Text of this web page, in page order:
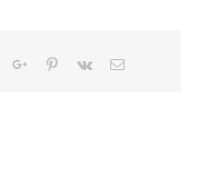
TumblrGoogle+Pinterest
Vk Email